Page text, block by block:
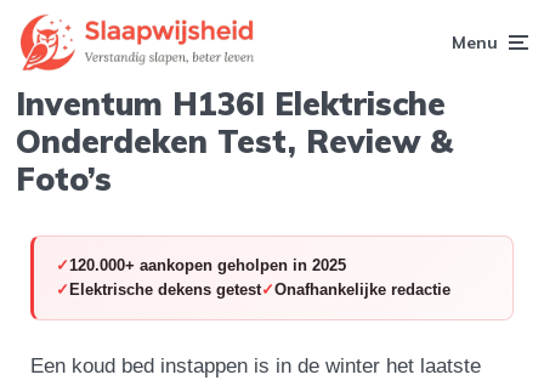
Menu
Inventum H136I Elektrische
Onderdeken Test, Review &
Foto’s
120.000+ aankopen geholpen in 2025
Elektrische dekens getest
Onafhankelijke redactie
Een koud bed instappen is in de winter het laatste